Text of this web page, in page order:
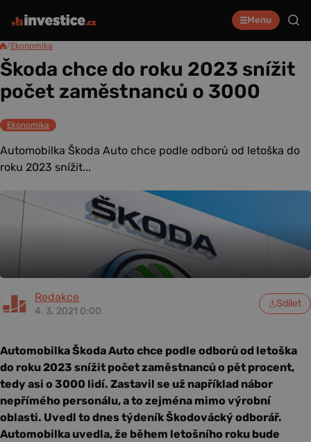
Menu
/Ekonomika
Škoda chce do roku 2023 snížit
počet zaměstnanců o 3000
Ekonomika
Automobilka Škoda Auto chce podle odborů od letoška do
roku 2023 snížit...
Redakce
4. 3. 2021 0:00
Sdílet
Automobilka Škoda Auto chce podle odborů od letoška
do roku 2023 snížit počet zaměstnanců o pět procent,
tedy asi o 3000 lidí. Zastavil se už například nábor
nepřímého personálu, a to zejména mimo výrobní
oblasti. Uvedl to dnes týdeník Škodovácký odborář.
Automobilka uvedla, že během letošního roku bude